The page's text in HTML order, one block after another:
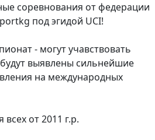
соревнования от федерации
под эгидой UCI!
- могут учавствовать
выявлены сильнейшие
на международных
от 2011 г.р.